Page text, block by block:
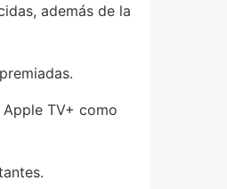
además de la
TV+ como